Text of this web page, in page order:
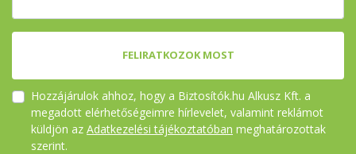
FELIRATKOZOK MOST
Hozzájárulok ahhoz, hogy a Biztosítók.hu Alkusz Kft. a
megadott elérhetőségeimre hírlevelet, valamint reklámot
küldjön az Adatkezelési tájékoztatóban meghatározottak
szerint.